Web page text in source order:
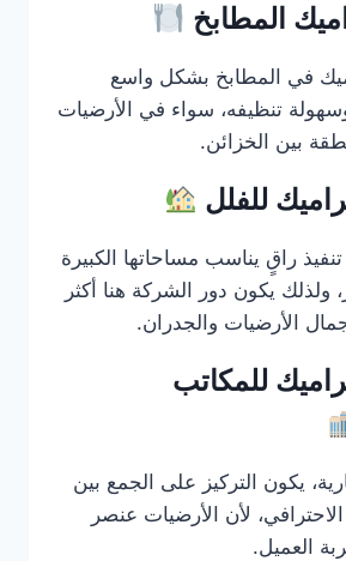
المطابخ
في المطابخ بشكل واسع
تنظيفه، سواء في الأرضيات
بين الخزائن.
للفلل
تنفيذ راقٍ يناسب مساحاتها الكبيرة
ولذلك يكون دور الشركة هنا أكثر
الأرضيات والجدران.
للمكاتب
يكون التركيز على الجمع بين
الاحترافي، لأن الأرضيات عنصر
العميل.